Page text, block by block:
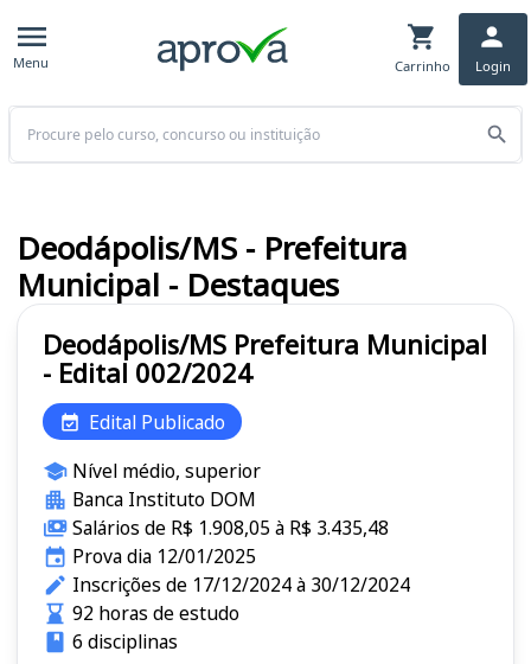
Menu Carrinho Login
Buscar
Deodápolis/MS Prefeitura Municipal
- Edital 002/2024
Edital Publicado
Nível médio, superior
Banca Instituto DOM
Salários de R$ 1.908,05 à R$ 3.435,48
Prova dia 12/01/2025
Inscrições de 17/12/2024 à 30/12/2024
92 horas de estudo
6 disciplinas
Deodápolis/MS - Prefeitura
Municipal - Destaques